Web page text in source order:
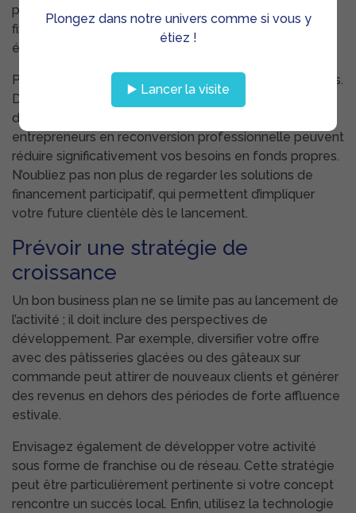
Plongez dans notre univers comme si vous y
étiez !
▶️ Lancer la visite
performante atteint souvent 22 000 €. Les charges
fixes, comme le loyer ou les assurances, doivent
également être prises en compte.
Pour financer votre projet, étudiez les aides disponibles.
Des subventions locales, des prêts d’honneur ou des
dispositifs comme ceux de France Travail pour les
entrepreneurs en reconversion professionnelle peuvent
réduire significativement vos besoins en fonds propres.
N’oubliez pas non plus de regarder les solutions de
financement participatif, qui permettent d’impliquer
votre future clientèle dès le lancement.
Prévoir une stratégie de
croissance
Un bon business plan ne se limite pas au lancement de
l’activité ; il doit inclure des perspectives de
développement. Par exemple, diversifier votre offre
avec des pâtisseries glacées ou des gâteaux sur
commande peut attirer de nouveaux clients et générer
des revenus en dehors des périodes de forte affluence
estivale.
Envisagez également de développer votre activité
sous forme de franchise ou de réseau. Cette stratégie
peut être particulièrement pertinente si votre concept
rencontre un succès local. Enfin, utilisez la technologie